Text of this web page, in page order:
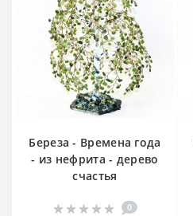
Береза - Времена года
- из нефрита - дерево
счастья
0